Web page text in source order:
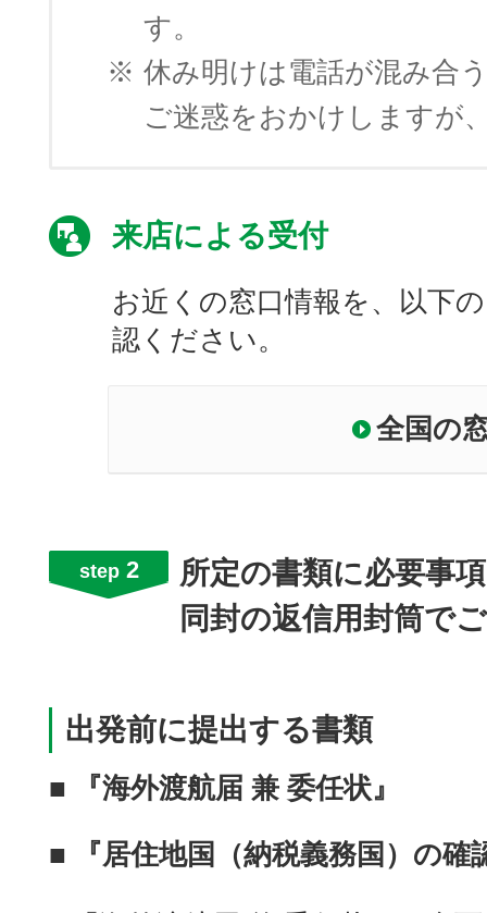
す。
※ 休み明けは電話が混み合
ご迷惑をおかけしますが
来店による受付
お近くの窓口情報を、以下
認ください。
全国の
所定の書類に必要事
同封の返信用封筒で
step2
出発前に提出する書類
■ 『海外渡航届 兼 委任状』
■ 『居住地国（納税義務国）の